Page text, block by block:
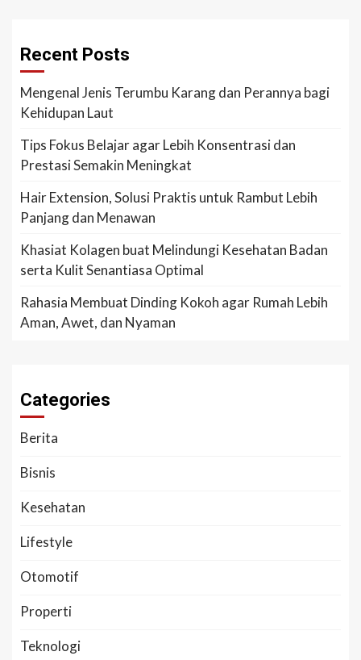
Recent Posts
Mengenal Jenis Terumbu Karang dan Perannya bagi
Kehidupan Laut
Tips Fokus Belajar agar Lebih Konsentrasi dan
Prestasi Semakin Meningkat
Hair Extension, Solusi Praktis untuk Rambut Lebih
Panjang dan Menawan
Khasiat Kolagen buat Melindungi Kesehatan Badan
serta Kulit Senantiasa Optimal
Rahasia Membuat Dinding Kokoh agar Rumah Lebih
Aman, Awet, dan Nyaman
Categories
Berita
Bisnis
Kesehatan
Lifestyle
Otomotif
Properti
Teknologi